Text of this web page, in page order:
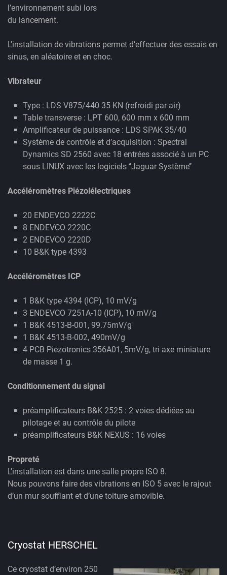
l’environnement subi lors
du lancement.
L’installation de vibrations permet d’effectuer des essais en
sinus, en aléatoire et en choc.
Vibrateur
Type : LDS V875/440 35 KN (refroidi par air)
Table transverse : LPT 600, 600 mm x 600 mm
Amplificateur de puissance : LDS SPAK 35/40
Système de contrôle et d’acquisition : Spectral
Dynamics SD 2560 avec 18 entrées associé à un PC
sous LINUX avec les logiciels ‘’Jaguar Système’’
Accéléromètres Piézolélectriques
20 ENDEVCO 2222C
8 ENDEVCO 2220C
2 ENDEVCO 2220D
10 B&K type 4393
Accéléromètres ICP
1 B&K type 4394 (ICP), 10 mV/g
3 ENDEVCO 7251A-10 (ICP), 10 mV/g
1 B&K 4513-B-001, 99.75mV/g
1 B&K 4513-B-002, 490mV/g
4 PCB Piezotronics 356A01, 5mV/g, tri axe miniature
de masse 1 g.
Conditionnement du signal
préamplificateurs B&K 2525 : 2 voies dédiées au
pilotage et au contrôle du pilote
préamplificateurs B&K NEXUS : 16 voies
Propreté
L’installation est dans une salle propre ISO 8.
Nous pouvons faire des vibrations en ISO 5 avec le rajout
d’un mur soufflant et d’une toiture amovible.
Cryostat HERSCHEL
Ce cryostat d’environ 250